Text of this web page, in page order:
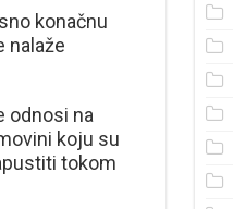
konačnu
nalaže
odnosi na
koju su
tokom